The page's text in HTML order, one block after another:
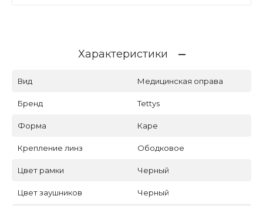
Характеристики
Вид Медицинская оправа
Бренд Tettys
Форма Каре
Крепление линз Ободковое
Цвет рамки Черный
Цвет заушников Черный